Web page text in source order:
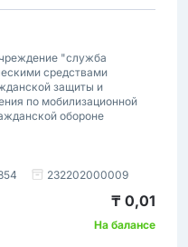
"служба
средствами
защиты и
по мобилизационной
обороне
232202000009
₸ 0,01
На балансе